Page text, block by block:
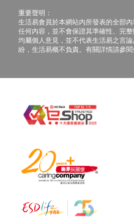
重要聲明：
生活易會員於本網站內所發表的全部
任何內容，並不會保證其準確性、完
均屬個人意見，並不代表生活易之言
紛，生活易概不負責。有關詳情請參閱